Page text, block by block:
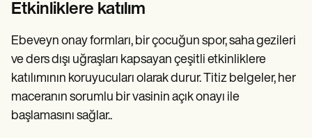
Etkinliklere katılım
Ebeveyn onay formları, bir çocuğun spor, saha gezileri
ve ders dışı uğraşları kapsayan çeşitli etkinliklere
katılımının koruyucuları olarak durur. Titiz belgeler, her
maceranın sorumlu bir vasinin açık onayı ile
başlamasını sağlar..